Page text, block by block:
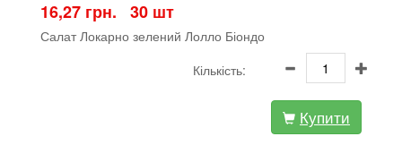
16,27 грн. 30 шт
Салат Локарно зелений Лолло Біондо
Кількість:
Купити